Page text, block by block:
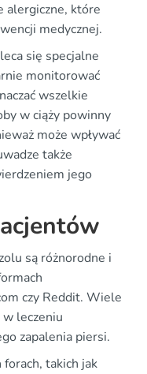
alergiczne, które
medycznej.
się specjalne
monitorować
wszelkie
w ciąży powinny
może wpływać
także
jego
są różnorodne i
czy Reddit. Wiele
leczeniu
zapalenia piersi.
takich jak